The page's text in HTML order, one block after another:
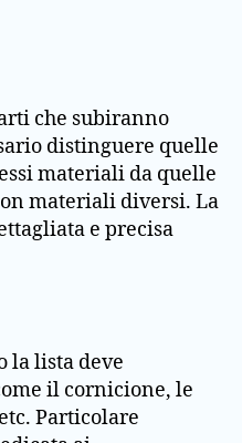
che subiranno
distinguere quelle
materiali da quelle
materiali diversi. La
e precisa
la lista deve
il cornicione, le
Particolare